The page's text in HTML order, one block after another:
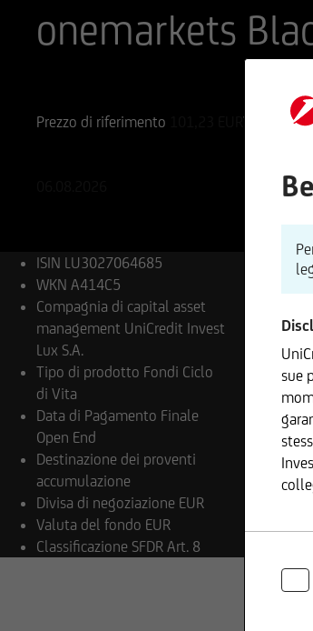
onemarkets
Prezzo di riferimento
Variazione
-
ISIN LU3027064685
WKN A414C5
Compagnia di capital asset
management UniCredit Invest
Lux S.A.
Tipo di prodotto Fondi Ciclo
di Vita
Data di Pagamento Finale
Open End
Destinazione dei proventi
accumulazione
Divisa di negoziazione EUR
Valuta del fondo EUR
Classificazione SFDR Art. 8
sue